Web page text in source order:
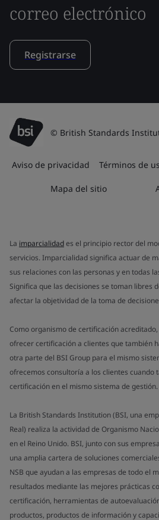
correo electrónico
Registrarse
© British Standards
Aviso de privacidad Términos de
Mapa del sitio
La imparcialidades el principio rector del
servicios. Imparcialidad significa actuar de
sus relaciones con las personas y en todas
Significa que las decisiones se toman libres
afectar la objetividad de la toma de
Como organismo de certificación
ofrecer certificación a clientes que también
otra parte del BSI Group para el mismo
ofrecemos consultoría a los clientes cuando
certificación en el mismo sistema de gestión.
La British Standards Institution (BSI, una
Real) realiza la actividad de Organismo
en el Reino Unido. BSI, junto con sus
una amplia cartera de soluciones
NSB que ayudan a las empresas de todo el
resultados mediante las mejores prácticas
certificación, herramientas de
productos, productos de información y